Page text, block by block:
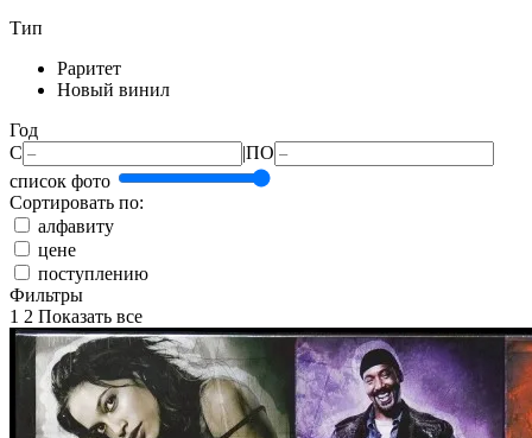
Тип
Раритет
Новый винил
Год
С
|ПО
список фото
Сортировать по:
алфавиту
цене
поступлению
Фильтры
1 2 Показать все